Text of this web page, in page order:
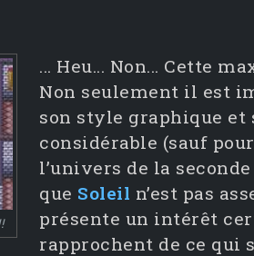
... Heu... Non... Cette
Non seulement il est
son style graphique et
considérable (sauf
l’univers de la
que Soleil n’est pas
présente un intérêt
rapprochent de ce qui